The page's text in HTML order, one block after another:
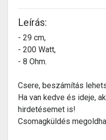
Leírás:
- 29 cm,
- 200 Watt,
- 8 Ohm.
Csere, beszámítás
Ha van kedve és ideje,
hirdetésemet is!
Csomagküldés